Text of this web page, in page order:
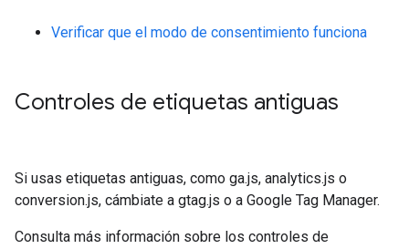
Verificar que el modo de consentimiento funciona
Controles de etiquetas antiguas
Si usas etiquetas antiguas, como ga.js, analytics.js o
conversion.js, cámbiate a gtag.js o a Google Tag Manager.
Consulta más información sobre los controles de